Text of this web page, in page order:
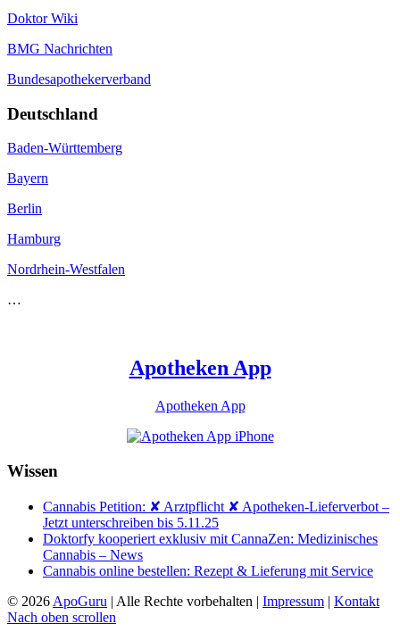
Doktor Wiki
BMG Nachrichten
Bundesapothekerverband
Deutschland
Baden-Württemberg
Bayern
Berlin
Hamburg
Nordrhein-Westfalen
…
Apotheken App
Apotheken App
Wissen
Cannabis Petition: ✘ Arztpflicht ✘ Apotheken-Lieferverbot –
Jetzt unterschreiben bis 5.11.25
Doktorfy kooperiert exklusiv mit CannaZen: Medizinisches
Cannabis – News
Cannabis online bestellen: Rezept & Lieferung mit Service
© 2026 ApoGuru | Alle Rechte vorbehalten | Impressum | Kontakt
Nach oben scrollen